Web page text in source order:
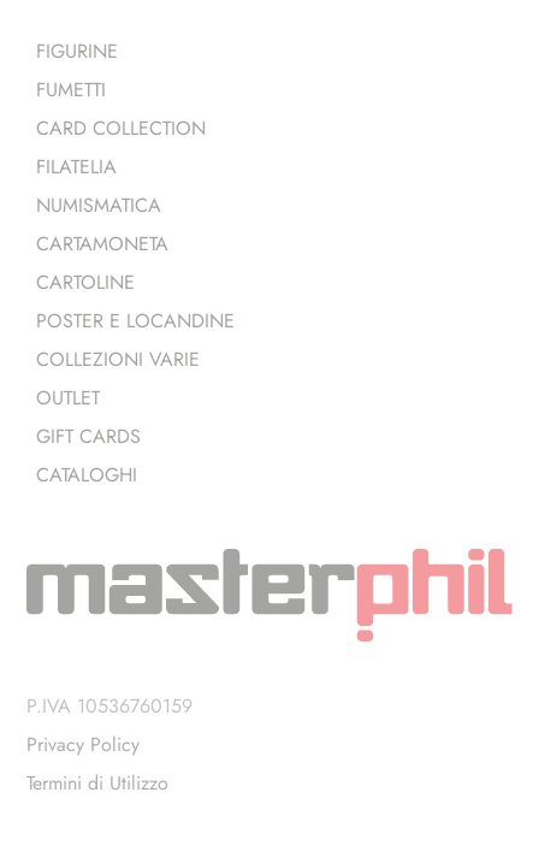
FIGURINE
FUMETTI
CARD COLLECTION
FILATELIA
NUMISMATICA
CARTAMONETA
CARTOLINE
POSTER E LOCANDINE
COLLEZIONI VARIE
OUTLET
GIFT CARDS
CATALOGHI
P.IVA 10536760159
Privacy Policy
Termini di Utilizzo